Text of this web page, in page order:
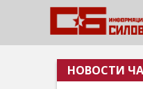
НОВОСТИ